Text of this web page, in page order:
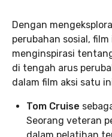
Dengan
perubahan sosial,
menginspirasi
di tengah arus
dalam film aksi satu
Tom Cruise
Seorang veteran